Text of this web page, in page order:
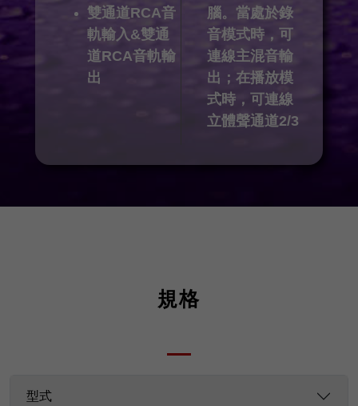
雙通道RCA音
軌輸入&雙通
道RCA音軌輸
出
腦。當處於錄
音模式時，可
連線主混音輸
出；在播放模
式時，可連線
立體聲通道2/3
規格
型式